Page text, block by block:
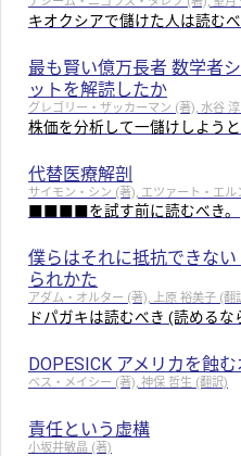
キオクシアで儲けた人は読むべ
最も賢い億万長者 数学者
ットを解読したか
グレゴリー・ザッカーマン (著), 水谷
株価を分析して一儲けしよう
代替医療解剖
サイモン・シン (著), エツァート・エ
■■■■を試す前に読むべき。
僕らはそれに抵抗できな
られかた
アダム・オルター (著), 上原 裕美子 (翻
ドパガキは読むべき (読めるな
DOPESICK アメリカを蝕
ベス・メイシー (著), 神保 哲生 (翻訳)
責任という虚構
小坂井敏晶 (著)